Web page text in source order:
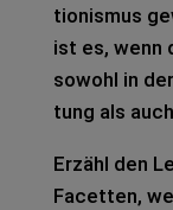
tio­nis­mus
ist es, wenn
sowohl in
tung als
Erzähl den
Facet­ten,